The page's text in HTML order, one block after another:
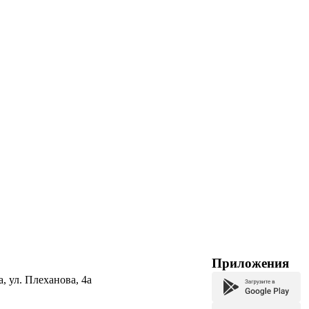
ул. Плеханова, 4а
Приложения